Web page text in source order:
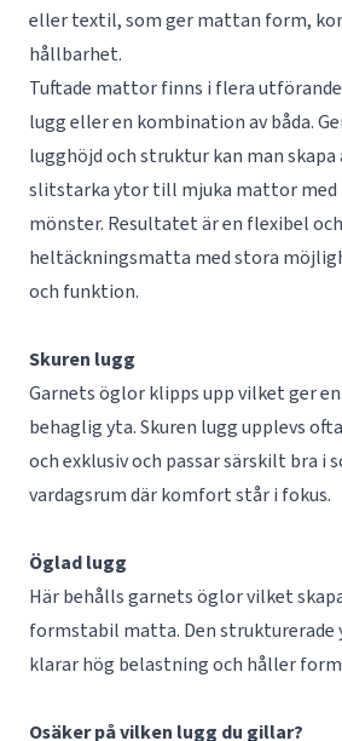
eller textil, som ger mattan form,
hållbarhet.
Tuftade mattor finns i flera
lugg eller en kombination av båda.
lugghöjd och struktur kan man
slitstarka ytor till mjuka mattor med
mönster. Resultatet är en flexibel
heltäckningsmatta med stora
och funktion.
Skuren lugg
Garnets öglor klipps upp vilket ger
behaglig yta. Skuren lugg upplevs
och exklusiv och passar särskilt bra i
vardagsrum där komfort står i fokus.
Öglad lugg
Här behålls garnets öglor vilket
formstabil matta. Den
klarar hög belastning och håller
Osäker på vilken lugg du gillar?